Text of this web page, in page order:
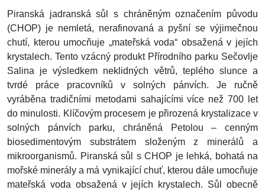
Piranská jadranská sůl s chráněným označením původu
(CHOP) je nemletá, nerafinovaná a pyšní se výjimečnou
chutí, kterou umocňuje „mateřská voda“ obsažená v jejích
krystalech. Tento vzácný produkt Přírodního parku Sečovlje
Salina je výsledkem neklidných větrů, teplého slunce a
tvrdé práce pracovníků v solných pánvích. Je ručně
vyráběna tradičními metodami sahajícími více než 700 let
do minulosti. Klíčovým procesem je přirozená krystalizace v
solných pánvích parku, chráněná Petolou – cenným
biosedimentovým substrátem složeným z minerálů a
mikroorganismů. Piranská sůl s CHOP je lehká, bohatá na
mořské minerály a má vynikající chuť, kterou dále umocňuje
mateřská voda obsažená v jejích krystalech. Sůl obecně